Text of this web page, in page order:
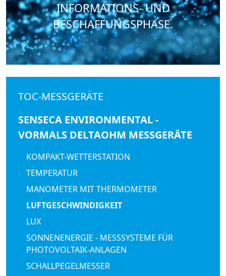
INFORMATIONS- UND
BESCHAFFUNGSPHASE.
TOC-MESSGERÄTE
SENSECA ENVIRONMENTAL -
VORMALS DELTAOHM MESSGERÄTE
KOMPAKT-WETTERSTATION
TEMPERATUR
MANOMETER MIT THERMOMETER
LUFTGESCHWINDIGKEIT
LUX
SONNENENERGIE - MESSSYSTEME FÜR
PHOTOVOLTAIK-ANLAGEN
SCHALLPEGELMESSER